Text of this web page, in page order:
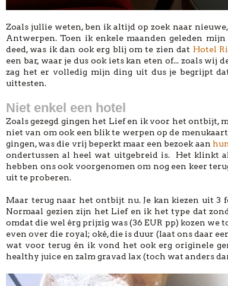
Zoals jullie weten, ben ik altijd op zoek naar
Antwerpen. Toen ik enkele maanden geleden
deed, was ik dan ook erg blij om te zien dat Hotel
een bar, waar je dus ook iets kan eten of... zoals wij
zag het er volledig mijn ding uit dus je begrijpt
uittesten.
Niet enkel een hotel
Zoals gezegd gingen het Lief en ik voor het ontbijt,
niet van om ook een blik te werpen op de
gingen, was die vrij beperkt maar een bezoek aan
ondertussen al heel wat uitgebreid is. Het klinkt
hebben ons ook voorgenomen om nog een keer
uit te proberen.
Maar terug naar het ontbijt nu. Je kan kiezen uit 3
Normaal gezien zijn het Lief en ik het type dat
omdat die wel érg prijzig was (36 EUR pp) kozen we
even over die royal; oké, die is duur (laat ons daar
wat voor terug én ik vond het ook erg originele
healthy juice en zalm gravad lax (toch wat anders